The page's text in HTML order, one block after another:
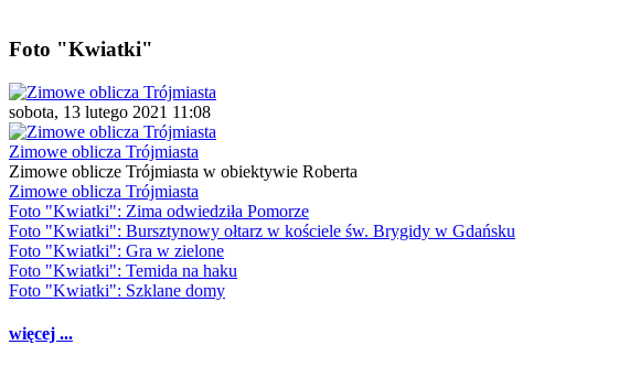
Foto "Kwiatki"
sobota, 13 lutego 2021 11:08
Zimowe oblicza Trójmiasta
Zimowe oblicze Trójmiasta w obiektywie Roberta
Zimowe oblicza Trójmiasta
Foto "Kwiatki": Zima odwiedziła Pomorze
Foto "Kwiatki": Bursztynowy ołtarz w kościele św. Brygidy w Gdańsku
Foto "Kwiatki": Gra w zielone
Foto "Kwiatki": Temida na haku
Foto "Kwiatki": Szklane domy
więcej ...